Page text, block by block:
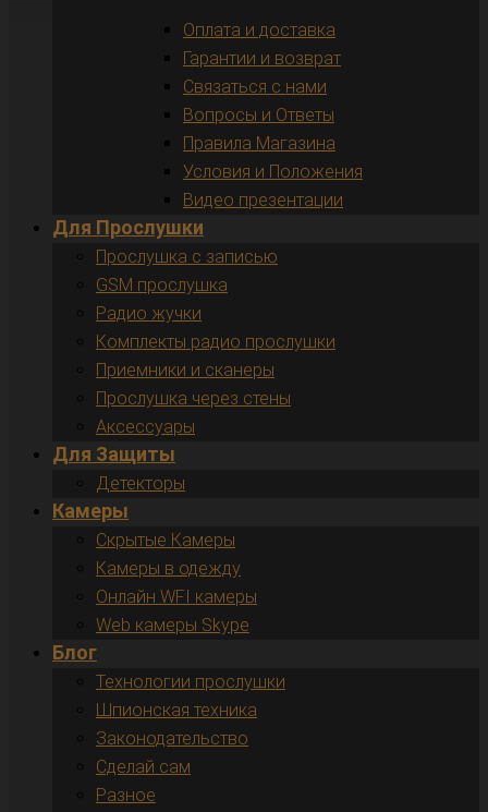
Оплата и доставка
Гарантии и возврат
Связаться с нами
Вопросы и Ответы
Правила Магазина
Условия и Положения
Видео презентации
Для Прослушки
Прослушка с записью
GSM прослушка
Радио жучки
Комплекты радио прослушки
Приемники и сканеры
Прослушка через стены
Аксессуары
Для Защиты
Детекторы
Камеры
Скрытые Камеры
Камеры в одежду
Онлайн WFI камеры
Web камеры Skype
Блог
Технологии прослушки
Шпионская техника
Законодательство
Сделай сам
Разное